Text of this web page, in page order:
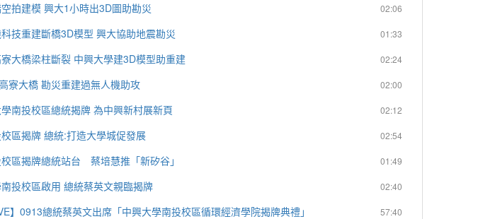
02:06
拍建模 興大1小時出3D圖助勘災
01:33
技重建斷橋3D模型 興大協助地震勘災
02:24
大橋梁柱斷裂 中興大學建3D模型助重建
02:00
寮大橋 勘災重建過無人機助攻
02:12
南投校區總統揭牌 為中興新村展新頁
02:54
區揭牌 總統:打造大學城促發展
01:49
區揭牌總統站台 蔡培慧推「新矽谷」
02:40
投校區啟用 總統蔡英文親臨揭牌
57:40
】0913總統蔡英文出席「中興大學南投校區循環經濟學院揭牌典禮」